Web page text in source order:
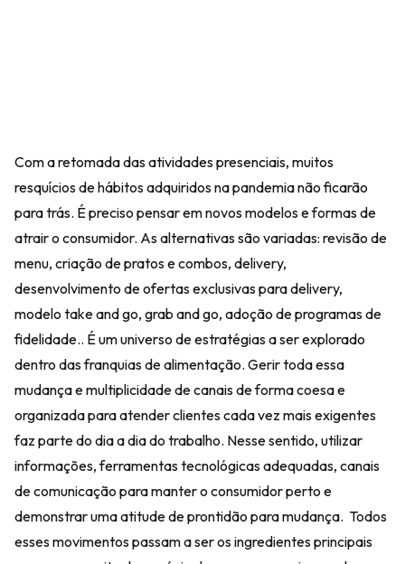
Com a retomada das atividades presenciais, muitos
resquícios de hábitos adquiridos na pandemia não ficarão
para trás. É preciso pensar em novos modelos e formas de
atrair o consumidor. As alternativas são variadas: revisão de
menu, criação de pratos e combos, delivery,
desenvolvimento de ofertas exclusivas para delivery,
modelo take and go, grab and go, adoção de programas de
fidelidade.. É um universo de estratégias a ser explorado
dentro das franquias de alimentação. Gerir toda essa
mudança e multiplicidade de canais de forma coesa e
organizada para atender clientes cada vez mais exigentes
faz parte do dia a dia do trabalho. Nesse sentido, utilizar
informações, ferramentas tecnológicas adequadas, canais
de comunicação para manter o consumidor perto e
demonstrar uma atitude de prontidão para mudança. Todos
esses movimentos passam a ser os ingredientes principais